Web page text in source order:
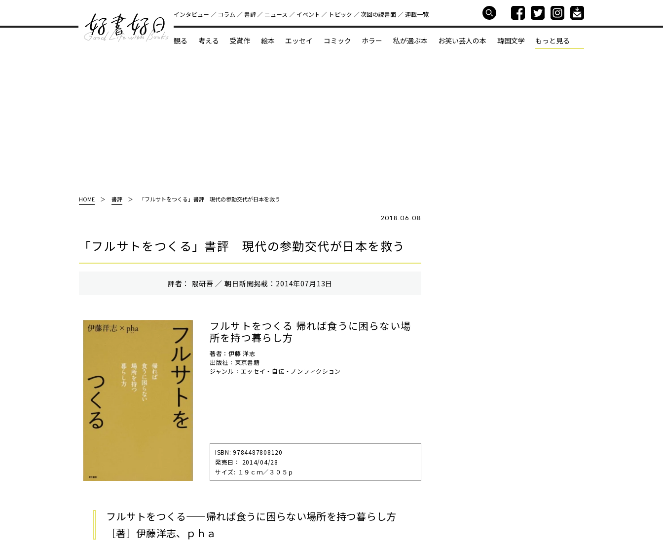
好書好日
インタビュー コラム 書評 ニュース イベント トピック 次回の読書⾯ 連載一覧
観る 考える 受賞作 絵本 エッセイ コミック ホラー 私が選ぶ本 お笑い芸人の本 韓国文学 もっと見る
HOME 書評 「フルサトをつくる」書評 現代の参勤交代が日本を救う
2018.06.08
「フルサトをつくる」書評 現代の参勤交代が日本を救う
評者： 隈研吾 ／ 朝⽇新聞掲載：2014年07月13日
フルサトをつくる 帰れば食うに困らない場
所を持つ暮らし方
著者：伊藤 洋志
出版社：東京書籍
ジャンル：エッセイ・自伝・ノンフィクション
ISBN: 9784487808120
発売⽇： 2014/04/28
サイズ: １９ｃｍ／３０５ｐ
フルサトをつくる——帰れば食うに困らない場所を持つ暮らし方
［著］伊藤洋志、ｐｈａ